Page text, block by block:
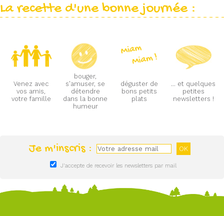
La recette d'une bonne journée :
Venez avec
vos amis,
votre famille
bouger,
s'amuser, se
détendre
dans la bonne
humeur
déguster de
bons petits
plats
... et quelques
petites
newsletters !
Je m'inscris :
J'accepte de recevoir les newsletters par mail